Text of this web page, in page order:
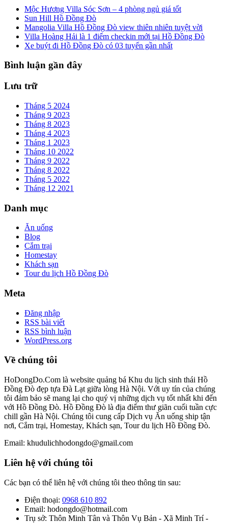
Mộc Hương Villa Sóc Sơn – 4 phòng ngủ giá tốt
Sun Hill Hồ Đồng Đò
Mangolia Villa Hồ Đồng Đò view thiên nhiên tuyệt vời
Villa Hoàng Hải là 1 điểm checkin mới tại Hồ Đồng Đò
Xe buýt đi Hồ Đồng Đò có 03 tuyến gần nhất
Bình luận gần đây
Lưu trữ
Tháng 5 2024
Tháng 9 2023
Tháng 8 2023
Tháng 4 2023
Tháng 1 2023
Tháng 10 2022
Tháng 9 2022
Tháng 8 2022
Tháng 5 2022
Tháng 12 2021
Danh mục
Ăn uống
Blog
Cắm trại
Homestay
Khách sạn
Tour du lịch Hồ Đồng Đò
Meta
Đăng nhập
RSS bài viết
RSS bình luận
WordPress.org
Về chúng tôi
HoDongDo.Com là website quảng bá Khu du lịch sinh thái Hồ
Đồng Đò đẹp tựa Đà Lạt giữa lòng Hà Nội. Với uy tín của chúng
tôi đảm bảo sẽ mang lại cho quý vị những dịch vụ tốt nhất khi đến
với Hồ Đồng Đò. Hồ Đồng Đò là địa điểm thư giãn cuối tuần cực
chill gần Hà Nội. Chúng tôi cung cấp Dịch vụ Ăn uống ship tận
nơi, Cắm trại, Homestay, Khách sạn, Tour du lịch Hồ Đồng Đò.
Email: khudulichhodongdo@gmail.com
Liên hệ với chúng tôi
Các bạn có thể liên hệ với chúng tôi theo thông tin sau:
Điện thoại: 0968 610 892
Email: hodongdo@hotmail.com
Trụ sở: Thôn Minh Tân và Thôn Vụ Bản - Xã Minh Trí -